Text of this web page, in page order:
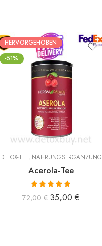
HERVORGEHOBEN
-51%
DETOX-TEE, NAHRUNGSERGÄNZUNG
Acerola-Tee
Bewertet mit
5.00 von 5
72,00€ 35,00 €